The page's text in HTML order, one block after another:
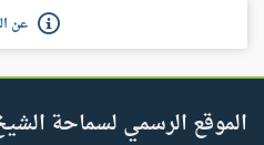
عن
الموقع الرسمي لسماحة